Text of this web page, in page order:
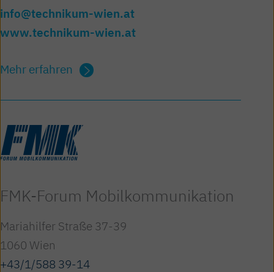
info@technikum-wien.at
www.technikum-wien.at
Mehr erfahren
FMK-Forum Mobil­kommunikation
Mariahilfer Straße 37-39
1060 Wien
+43/1/588 39-14